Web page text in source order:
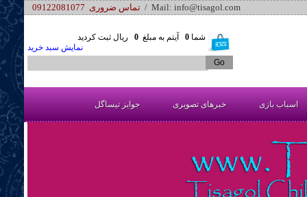
تماس ضروری 09122081077 / Mail: info@tisagol.com
شما0 آیتم به مبلغ0 ریال ثبت کردید
نمایش سبد خرید
اسباب بازی خبرهای تصویری جوایز تیساگل